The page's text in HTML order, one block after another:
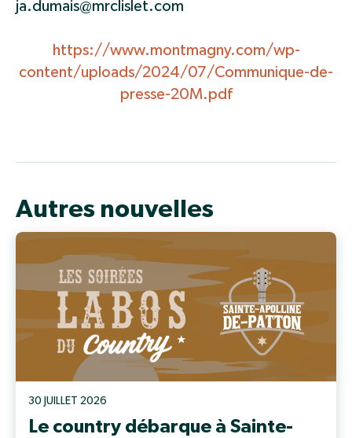
ja.dumais@mrclislet.com
https://www.montmagny.com/wp-
content/uploads/2024/07/Communique-de-
presse-20M.pdf
Autres nouvelles
30 JUILLET 2026
Le country débarque à Sainte-